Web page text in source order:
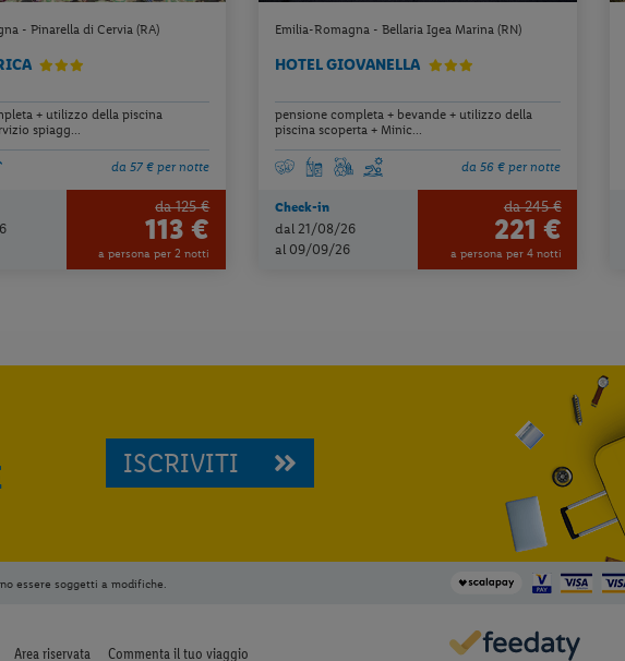
- Pinarella di Cervia (RA)
+ utilizzo della piscina
spiagg...
da 57 € per notte
da 125 €
113 €
a persona per 2 notti
Emilia-Romagna - Bellaria Igea Marina (RN)
HOTEL GIOVANELLA
pensione completa + bevande + utilizzo della
piscina scoperta + Minic...
da 56 € per notte
Check-in
dal 21/08/26
al 09/09/26
da 245 €
221 €
a persona per 4 notti
ISCRIVITI
essere soggetti a modifiche.
Area riservata Commenta il tuo viaggio